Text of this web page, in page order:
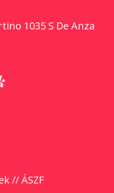
1035 S De Anza
//ÁSZF